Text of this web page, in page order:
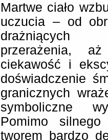
Martwe ciało
uczucia – od
drażniących
przerażenia,
ciekawość i
doświadczenie
granicznych
symboliczne
Pomimo
tworem bardzo